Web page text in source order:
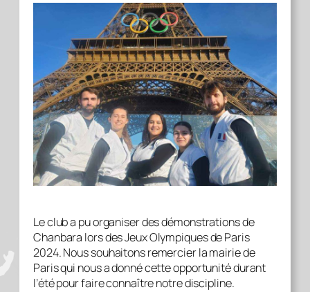
Le club a pu organiser des démonstrations de
Chanbara lors des Jeux Olympiques de Paris
2024. Nous souhaitons remercier la mairie de
Paris qui nous a donné cette opportunité durant
l’été pour faire connaître notre discipline.